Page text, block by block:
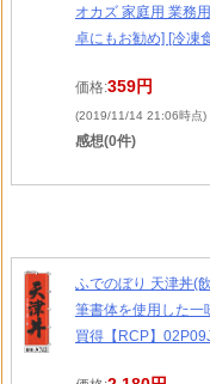
オカズ 家庭用 業務
卓にもお勧め] [冷凍
価格:359円
(2019/11/14 21:06時点)
感想(0件)
ふでのぼり 天津丼(
筆書体を使用した一
買得【RCP】